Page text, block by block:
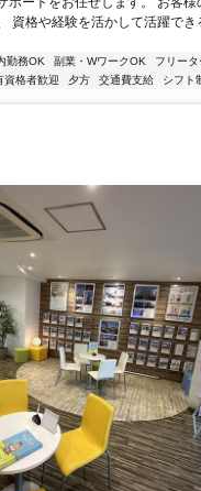
資格や経験を活かして活躍でき
勤務OK 副業・WワークOK フリータ
資格者歓迎 夕方 交通費支給 シフト